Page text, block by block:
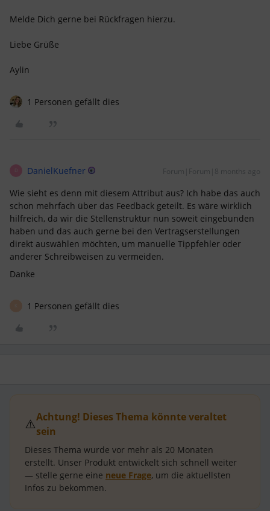
Melde Dich gerne bei Rückfragen hierzu.
Liebe Grüße
Aylin
1 Personen gefällt dies
D DanielKuefner Forum|Forum|8 months ago
Wie sieht es denn mit diesem Attribut aus? Ich habe das auch
schon mehrfach über das Feedback geteilt. Es wäre wirklich
hilfreich, da wir die Stellenstruktur nun soweit eingebunden
haben und das auch gerne bei den Vertragserstellungen
direkt auswählen möchten, um manuelle Tippfehler oder
anderer Schreibweisen zu vermeiden.
Danke
1 Personen gefällt dies
⚠️Achtung! Dieses Thema könnte veraltet
sein
Dieses Thema wurde vor mehr als 20 Monaten
erstellt. Unser Produkt entwickelt sich schnell weiter
— stelle gerne eine neue Frage, um die aktuellsten
Infos zu bekommen.